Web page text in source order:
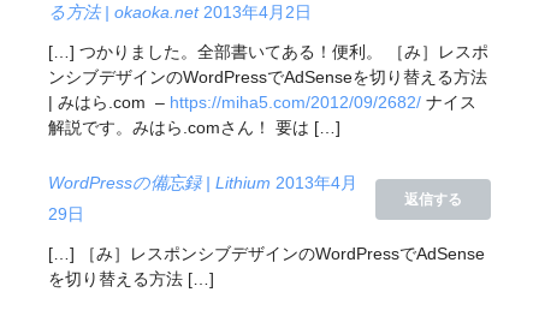
る方法 | okaoka.net 2013年4月2日
[…] つかりました。全部書いてある！便利。 ［み］レスポ
ンシブデザインのWordPressでAdSenseを切り替える方法
| みはら.com – https://miha5.com/2012/09/2682/ ナイス
解説です。みはら.comさん！ 要は […]
返信する
WordPressの備忘録 | Lithium 2013年4月
29日
[…] ［み］レスポンシブデザインのWordPressでAdSense
を切り替える方法 […]